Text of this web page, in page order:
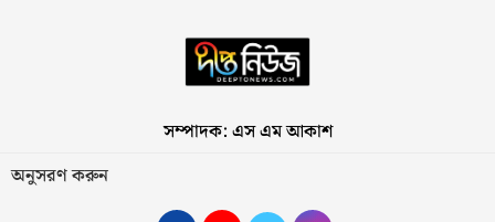
সম্পাদক: এস এম আকাশ
অনুসরণ করুন